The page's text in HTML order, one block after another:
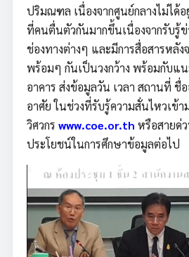
ปริมณฑล เนื่องจากศูนย์กลางไม่ได้
ที่คนตื่นตัวกันมากขึ้นเนื่องจากรับรู้ข่
ช่องทางต่างๆ และมีการสื่อสารหลัง
พร้อมๆ กันเป็นวงกว้าง พร้อมกับแ
อาคาร ส่งข้อมูลวัน เวลา สถานที่ ชื่
อาศัย ในช่วงที่รับรู้ความสั่นไหวเข้า
วิศวกร www.coe.or.th หรือสายด่
ประโยชน์ในการศึกษาข้อมูลต่อไป